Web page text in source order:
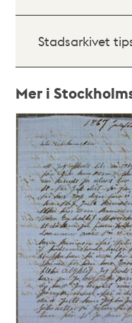
Stadsarkivet
Mer i
Relaterade
poster
och
teman